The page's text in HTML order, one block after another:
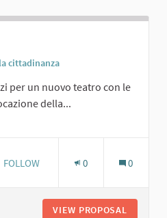
cittadinanza
per un nuovo teatro con le
della...
8 FOLLOWERS
FOLLOW 0 0
VIEW PROPOSAL